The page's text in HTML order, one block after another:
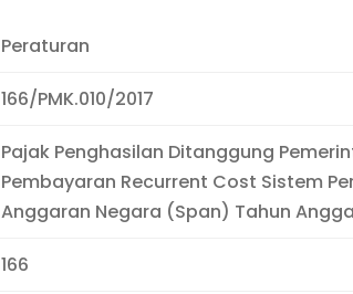
Peraturan
166/PMK.010/2017
Pajak Penghasilan Ditanggung
Pembayaran Recurrent Cost Sistem
Anggaran Negara (Span) Tahun
166